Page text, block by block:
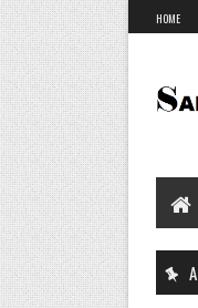
HOME
SAÚDE Paciente